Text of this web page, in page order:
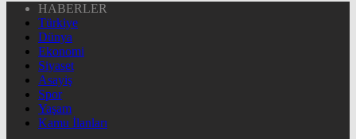
HABERLER
Türkiye
Dünya
Ekonomi
Siyaset
Asayiş
Spor
Yaşam
Kamu İlanları